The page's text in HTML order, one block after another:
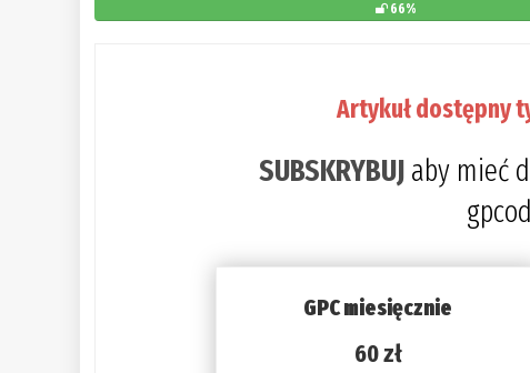
66%
Artykuł dostępny
SUBSKRYBUJaby mieć
GPC miesięcznie
60 zł